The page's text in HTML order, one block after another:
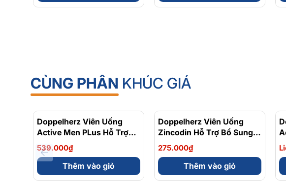
CÙNG PHÂN KHÚC GIÁ
Doppelherz Viên Uống
Active Men PLus Hỗ Trợ
Tăng Cường Sức Khỏe
Sinh Lý Nam Hộp 30 Viên
539.000₫
Thêm vào giỏ
Doppelherz Viên Uống
Zincodin Hỗ Trợ Bổ Sung
Kẽm, Tăng Cường Sức Đề
Kháng Hộp 30 Viên
275.000₫
Thêm vào giỏ